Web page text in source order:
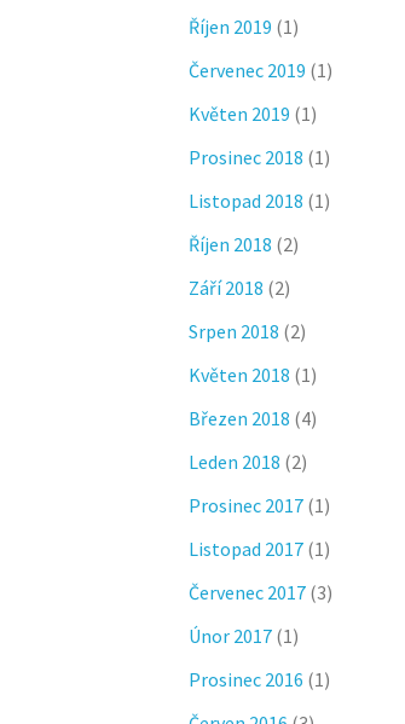
Říjen 2019 (1)
Červenec 2019 (1)
Květen 2019 (1)
Prosinec 2018 (1)
Listopad 2018 (1)
Říjen 2018 (2)
Září 2018 (2)
Srpen 2018 (2)
Květen 2018 (1)
Březen 2018 (4)
Leden 2018 (2)
Prosinec 2017 (1)
Listopad 2017 (1)
Červenec 2017 (3)
Únor 2017 (1)
Prosinec 2016 (1)